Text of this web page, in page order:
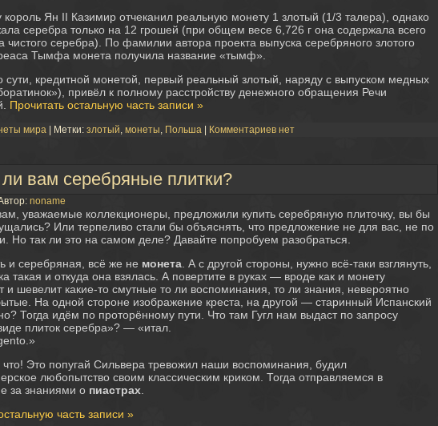
король Ян II Казимир отчеканил реальную монету 1 злотый (1/3 талера), однако
серебра только на 12 грошей (при общем весе 6,726 г она содержала всего
чистого серебра). По фамилии автора проекта выпуска серебряного злотого
Тымфа монета получила название «тымф».
сути, кредитной монетой, первый реальный злотый, наряду с выпуском медных
привёл к полному расстройству денежного обращения Речи
Прочитать остальную часть записи »
мира | Метки: злотый монеты Польша | Комментариев нет
вам серебряные плитки?
noname
уважаемые коллекционеры, предложили купить серебряную плиточку, вы бы
Или терпеливо стали бы объяснять, что предложение не для вас, не по
Но так ли это на самом деле? Давайте попробуем разобраться.
и серебряная, всё же не монета. А с другой стороны, нужно всё-таки взглянуть,
такая и откуда она взялась. А повертите в руках — вроде как и монету
и шевелит какие-то смутные то ли воспоминания, то ли знания, невероятно
На одной стороне изображение креста, на другой — старинный Испанский
Тогда идём по проторённому пути. Что там Гугл нам выдаст по запросу
плиток серебра»? — «итал.
что! Это попугай Сильвера тревожил наши воспоминания, будил
любопытство своим классическим криком. Тогда отправляемся в
за знаниями о пиастрах.
часть записи »